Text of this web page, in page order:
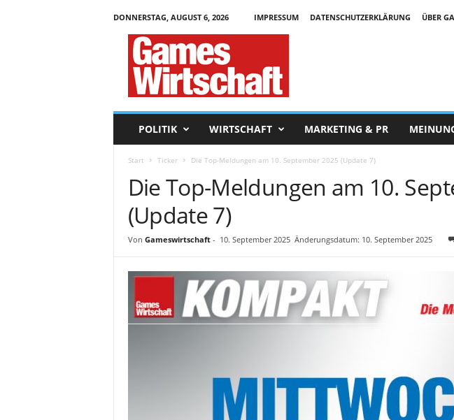
DONNERSTAG, AUGUST 6, 2026 IMPRESSUM DATENSCHUTZERKLÄRUNG ÜBER
POLITIK WIRTSCHAFT MARKETING & PR
Start Ticker Die Top-Meldungen am 10. September 2025 (Update 7)
Die Top-Meldungen am 10.
(Update 7)
Von Gameswirtschaft- 10. September 2025 Änderungsdatum: 10. September 2025